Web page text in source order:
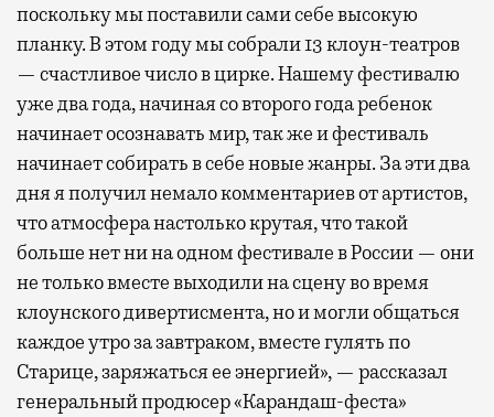
поскольку мы поставили сами себе высокую
планку. В этом году мы собрали 13 клоун-театров
— счастливое число в цирке. Нашему фестивалю
уже два года, начиная со второго года ребенок
начинает осознавать мир, так же и фестиваль
начинает собирать в себе новые жанры. За эти два
дня я получил немало комментариев от артистов,
что атмосфера настолько крутая, что такой
больше нет ни на одном фестивале в России — они
не только вместе выходили на сцену во время
клоунского дивертисмента, но и могли общаться
каждое утро за завтраком, вместе гулять по
Старице, заряжаться ее энергией», — рассказал
генеральный продюсер «Карандаш-феста»